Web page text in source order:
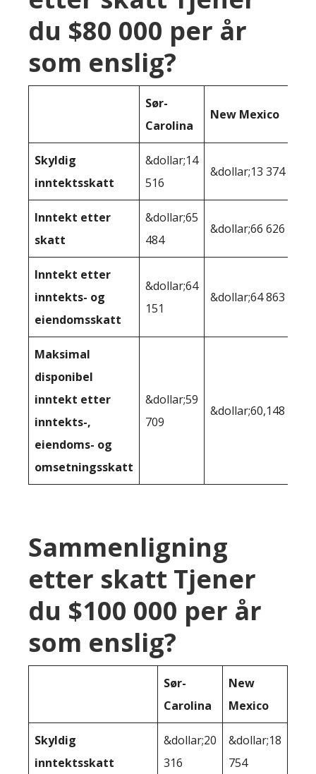
du $80 000 per år
som enslig?
Sør-
Carolina
New Mexico
Skyldig
inntektsskatt
&dollar;14
516
&dollar;13 374
Inntekt etter
skatt
&dollar;65
484
&dollar;66 626
Inntekt etter
inntekts- og
eiendomsskatt
&dollar;64
151
&dollar;64 863
Maksimal
disponibel
inntekt etter
inntekts-,
eiendoms- og
omsetningsskatt
&dollar;59
709
&dollar;60,148
Sammenligning
etter skatt Tjener
du $100 000 per år
som enslig?
Sør-
Carolina
New
Mexico
Skyldig
inntektsskatt
&dollar;20
316
&dollar;18
754